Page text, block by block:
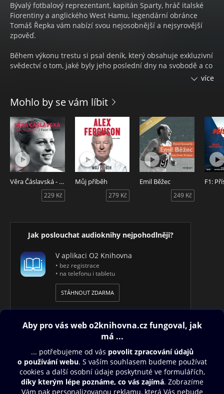
Bývalý fotbalový reprezentant, kapitán Sparty, hráč italské
Fiorentiny a anglického West Hamu, legendární obránce
Tomáš Řepka vám nabízí svou nejosobnější a nejsyrovější
zpověď.
Během výkonu trestu si psal deník, který obsahuje exkluzivní
svědectví o tom, jaké byly jeho poslední dny na svobodě a co
se po její ztrátě odehrávalo v jeho nitru, jak velký́ náraz
Audiokniha Tomáš Řepka: Deník ze dna. Čte Tomáš Řepka,
Kateřina Kristelová a Jitka Sedláčková.
více
Mohlo by se vám líbit
Věra Čáslavská - Život na Olympu
229 Kč
Můj příběh
279 Kč
Emil Běžec
249 Kč
F1:
Jak poslouchat audioknihy nejpohodlněji?
V aplikaci O2 Knihovna
• bez registrace
• na telefonu i tabletu
STÁHNOUT ZDARMA
Obsah ke stažení
Moje O2 Knihovna